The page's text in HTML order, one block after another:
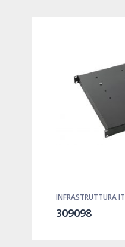
INFRASTRUTTURA IT
309098